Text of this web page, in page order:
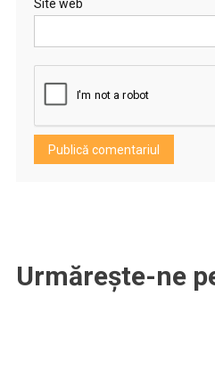
Site web
Urmărește-ne